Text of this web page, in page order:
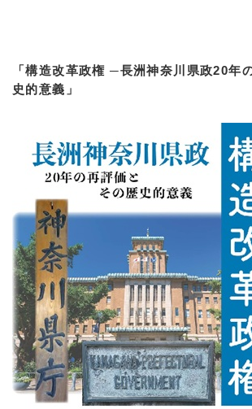
「構造改革政権 ─長洲神奈川県政20年
史的意義」